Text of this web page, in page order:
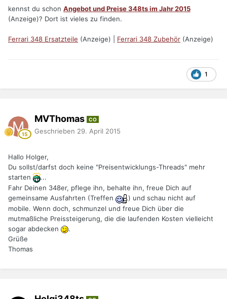
kennst du schon Angebot und Preise 348ts im Jahr 2015
(Anzeige)? Dort ist vieles zu finden.
Ferrari 348 Ersatzteile (Anzeige) | Ferrari 348 Zubehör (Anzeige)
1
MVThomas CO
Geschrieben 29. April 2015
Hallo Holger,
Du sollst/darfst doch keine "Preisentwicklungs-Threads" mehr
starten
...
Fahr Deinen 348er, pflege ihn, behalte ihn, freue Dich auf
gemeinsame Ausfahrten (Treffen
) und schau nicht auf
mobile. Wenn doch, schmunzel und freue Dich über die
mutmaßliche Preissteigerung, die die laufenden Kosten vielleicht
sogar abdecken
.
Grüße
Thomas